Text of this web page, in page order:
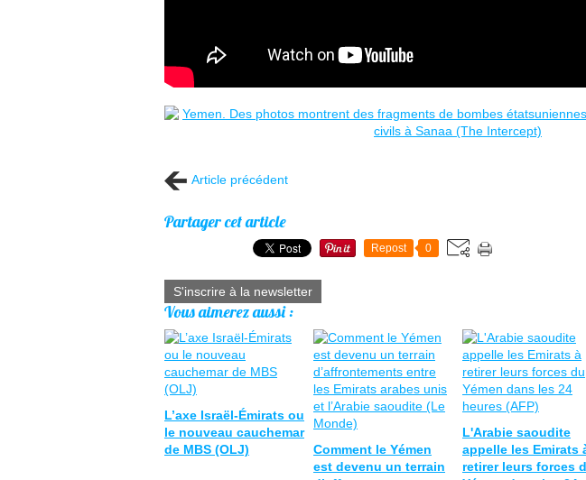
Article précédent
Partager cet article
Repost 0
S'inscrire à la newsletter
Vous aimerez aussi :
L’axe Israël-Émirats ou
le nouveau cauchemar
de MBS (OLJ)
Comment le Yémen
est devenu un terrain
L'Arabie saoudite
appelle les Emirats
retirer leurs forces